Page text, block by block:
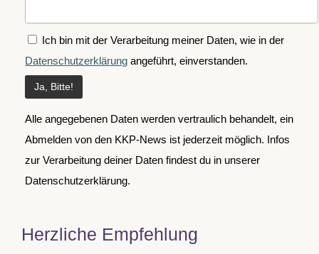
Ich bin mit der Verarbeitung meiner Daten, wie in der
Datenschutzerklärung angeführt, einverstanden.
Alle angegebenen Daten werden vertraulich behandelt, ein
Abmelden von den KKP-News ist jederzeit möglich. Infos
zur Verarbeitung deiner Daten findest du in unserer
Datenschutzerklärung.
Herzliche Empfehlung